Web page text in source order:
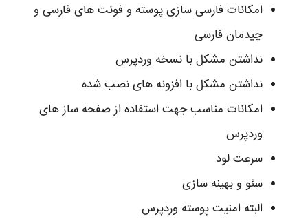
امکانات فارسی سازی پوسته و فونت های فارسی و
چیدمان فارسی
نداشتن مشکل با نسخه وردپرس
نداشتن مشکل با افزونه های نصب شده
امکانات مناسب جهت استفاده از صفحه ساز های
وردپرس
سرعت لود
سئو و بهینه سازی
البته امنیت پوسته وردپرس